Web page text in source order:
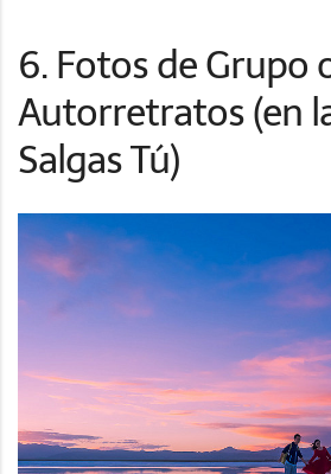
6. Fotos de Grupo
Autorretratos (en
Salgas Tú)